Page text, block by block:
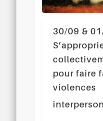
30/09 &
pour faire
violences